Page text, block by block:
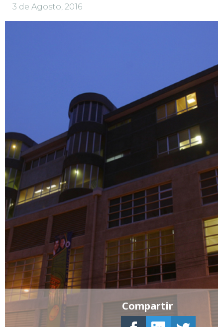
3 de Agosto, 2016
Compartir